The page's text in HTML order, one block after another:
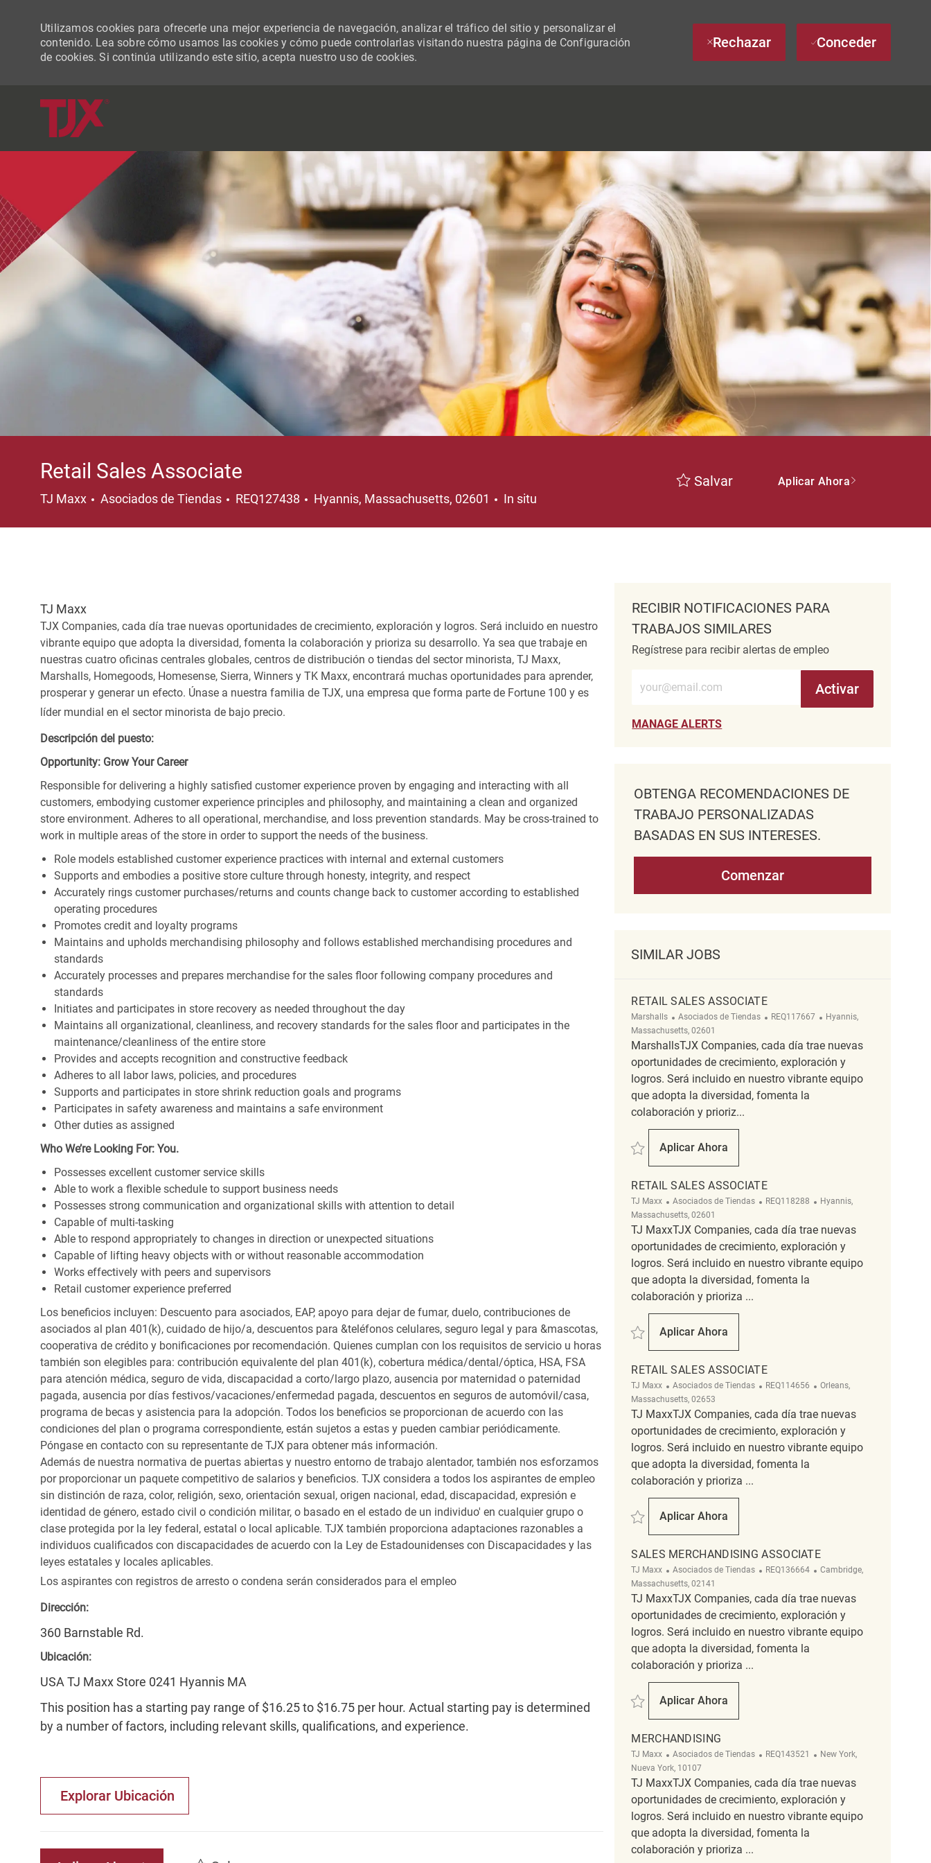
Utilizamos cookies para ofrecerle una mejor experiencia de navegación, analizar el tráfico del sitio y personalizar el
contenido. Lea sobre cómo usamos las cookies y cómo puede controlarlas visitando nuestra página de Configuración
de cookies. Si continúa utilizando este sitio, acepta nuestro uso de cookies.
Rechazar Conceder
Retail Sales Associate
TJ Maxx Categoría
Asociados de Tiendas REQ127438 Ubicación
Hyannis, Massachusetts, 02601 In situ
Salvar Aplicar Ahora
TJ Maxx
TJX Companies, cada día trae nuevas oportunidades de crecimiento, exploración y logros. Será incluido en nuestro
vibrante equipo que adopta la diversidad, fomenta la colaboración y prioriza su desarrollo. Ya sea que trabaje en
nuestras cuatro oficinas centrales globales, centros de distribución o tiendas del sector minorista, TJ Maxx,
Marshalls, Homegoods, Homesense, Sierra, Winners y TK Maxx, encontrará muchas oportunidades para aprender,
prosperar y generar un efecto. Únase a nuestra familia de TJX, una empresa que forma parte de Fortune 100 y es
líder mundial en el sector minorista de bajo precio.
Descripción del puesto:
Opportunity: Grow Your Career
Responsible for delivering a highly satisfied customer experience proven by engaging and interacting with all
customers, embodying customer experience principles and philosophy, and maintaining a clean and organized
store environment. Adheres to all operational, merchandise, and loss prevention standards. May be cross-trained to
work in multiple areas of the store in order to support the needs of the business.
Role models established customer experience practices with internal and external customers
Supports and embodies a positive store culture through honesty, integrity, and respect
Accurately rings customer purchases/returns and counts change back to customer according to established
operating procedures
Promotes credit and loyalty programs
Maintains and upholds merchandising philosophy and follows established merchandising procedures and
standards
Accurately processes and prepares merchandise for the sales floor following company procedures and
standards
Initiates and participates in store recovery as needed throughout the day
Maintains all organizational, cleanliness, and recovery standards for the sales floor and participates in the
maintenance/cleanliness of the entire store
Provides and accepts recognition and constructive feedback
Adheres to all labor laws, policies, and procedures
Supports and participates in store shrink reduction goals and programs
Participates in safety awareness and maintains a safe environment
Other duties as assigned
Who We’re Looking For: You.
Possesses excellent customer service skills
Able to work a flexible schedule to support business needs
Possesses strong communication and organizational skills with attention to detail
Capable of multi-tasking
Able to respond appropriately to changes in direction or unexpected situations
Capable of lifting heavy objects with or without reasonable accommodation
Works effectively with peers and supervisors
Retail customer experience preferred
Los beneficios incluyen: Descuento para asociados, EAP, apoyo para dejar de fumar, duelo, contribuciones de
asociados al plan 401(k), cuidado de hijo/a, descuentos para &teléfonos celulares, seguro legal y para &mascotas,
cooperativa de crédito y bonificaciones por recomendación. Quienes cumplan con los requisitos de servicio u horas
también son elegibles para: contribución equivalente del plan 401(k), cobertura médica/dental/óptica, HSA, FSA
para atención médica, seguro de vida, discapacidad a corto/largo plazo, ausencia por maternidad o paternidad
pagada, ausencia por días festivos/vacaciones/enfermedad pagada, descuentos en seguros de automóvil/casa,
programa de becas y asistencia para la adopción. Todos los beneficios se proporcionan de acuerdo con las
condiciones del plan o programa correspondiente, están sujetos a estas y pueden cambiar periódicamente.
Póngase en contacto con su representante de TJX para obtener más información.
Además de nuestra normativa de puertas abiertas y nuestro entorno de trabajo alentador, también nos esforzamos
por proporcionar un paquete competitivo de salarios y beneficios. TJX considera a todos los aspirantes de empleo
sin distinción de raza, color, religión, sexo, orientación sexual, origen nacional, edad, discapacidad, expresión e
identidad de género, estado civil o condición militar, o basado en el estado de un individuo' en cualquier grupo o
clase protegida por la ley federal, estatal o local aplicable. TJX también proporciona adaptaciones razonables a
individuos cualificados con discapacidades de acuerdo con la Ley de Estadounidenses con Discapacidades y las
leyes estatales y locales aplicables.
Los aspirantes con registros de arresto o condena serán considerados para el empleo
Dirección:
360 Barnstable Rd.
Ubicación:
USA TJ Maxx Store 0241 Hyannis MA
This position has a starting pay range of $16.25 to $16.75 per hour. Actual starting pay is determined
by a number of factors, including relevant skills, qualifications, and experience.
Explorar Ubicación
RECIBIR NOTIFICACIONES PARA
TRABAJOS SIMILARES
Regístrese para recibir alertas de empleo
Introduzca la dirección de correo electrónico (obligatorio)
Activar
MANAGE ALERTS
OBTENGA RECOMENDACIONES DE
TRABAJO PERSONALIZADAS
BASADAS EN SUS INTERESES.
Comenzar
SIMILAR JOBS
RETAIL SALES ASSOCIATE
Marshalls Categoría
Asociados de Tiendas ReqId
REQ117667 Ubicación
Hyannis,
Massachusetts, 02601
MarshallsTJX Companies, cada día trae nuevas
oportunidades de crecimiento, exploración y
logros. Será incluido en nuestro vibrante equipo
que adopta la diversidad, fomenta la
colaboración y prioriz...
Salvar Retail Sales Associate REQ117667
Aplicar Ahora
Retail Sales Associate
RETAIL SALES ASSOCIATE
TJ Maxx Categoría
Asociados de Tiendas ReqId
REQ118288 Ubicación
Hyannis,
Massachusetts, 02601
TJ MaxxTJX Companies, cada día trae nuevas
oportunidades de crecimiento, exploración y
logros. Será incluido en nuestro vibrante equipo
que adopta la diversidad, fomenta la
colaboración y prioriza ...
Salvar Retail Sales Associate REQ118288
Aplicar Ahora
Retail Sales Associate
RETAIL SALES ASSOCIATE
TJ Maxx Categoría
Asociados de Tiendas ReqId
REQ114656 Ubicación
Orleans,
Massachusetts, 02653
TJ MaxxTJX Companies, cada día trae nuevas
oportunidades de crecimiento, exploración y
logros. Será incluido en nuestro vibrante equipo
que adopta la diversidad, fomenta la
colaboración y prioriza ...
Salvar Retail Sales Associate REQ114656
Aplicar Ahora
Retail Sales Associate
SALES MERCHANDISING ASSOCIATE
TJ Maxx Categoría
Asociados de Tiendas ReqId
REQ136664 Ubicación
Cambridge,
Massachusetts, 02141
TJ MaxxTJX Companies, cada día trae nuevas
oportunidades de crecimiento, exploración y
logros. Será incluido en nuestro vibrante equipo
que adopta la diversidad, fomenta la
colaboración y prioriza ...
Salvar Sales Merchandising Associate REQ136664
Aplicar Ahora
Sales Merchandising Associate
MERCHANDISING
TJ Maxx Categoría
Asociados de Tiendas ReqId
REQ143521 Ubicación
New York,
Nueva York, 10107
TJ MaxxTJX Companies, cada día trae nuevas
oportunidades de crecimiento, exploración y
logros. Será incluido en nuestro vibrante equipo
que adopta la diversidad, fomenta la
colaboración y prioriza ...